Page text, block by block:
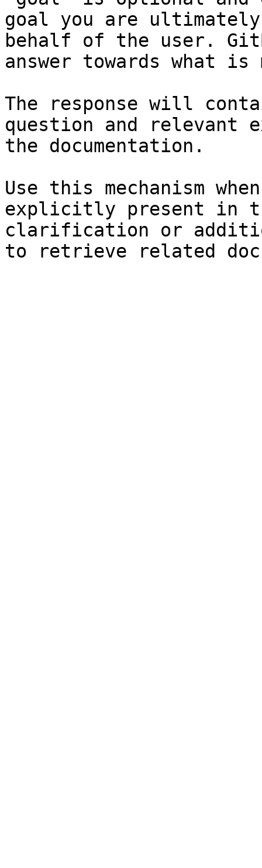
goal you are
behalf of the user.
answer towards what
The response will
question and relevant
the documentation.
Use this mechanism
explicitly present in
clarification or